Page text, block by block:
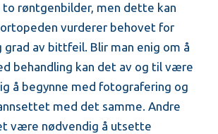
røntgenbilder, men dette kan
vurderer behovet for
grad av bittfeil. Blir man enig om å
behandling kan det av og til være
å begynne med fotografering og
med det samme. Andre
være nødvendig å utsette